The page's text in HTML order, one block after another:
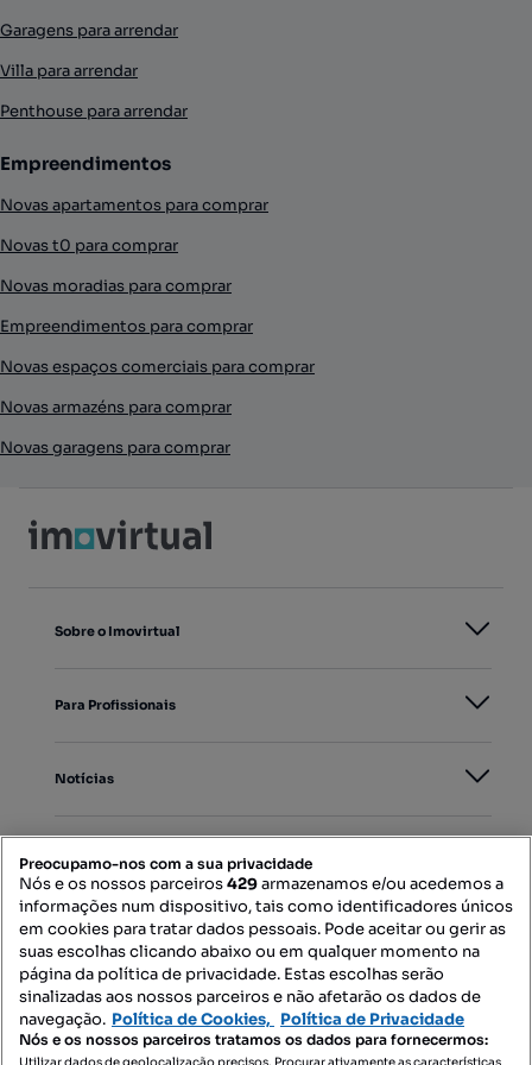
Garagens para arrendar
Villa para arrendar
Penthouse para arrendar
Empreendimentos
Novas apartamentos para comprar
Novas t0 para comprar
Novas moradias para comprar
Empreendimentos para comprar
Novas espaços comerciais para comprar
Novas armazéns para comprar
Novas garagens para comprar
Sobre o Imovirtual
Para Profissionais
Notícias
Mapa do Site
Contacte-nos
Preocupamo-nos com a sua privacidade
Nós e os nossos parceiros429armazenamos e/ou acedemos a
informações num dispositivo, tais como identificadores únicos
em cookies para tratar dados pessoais. Pode aceitar ou gerir as
suas escolhas clicando abaixo ou em qualquer momento na
página da política de privacidade. Estas escolhas serão
sinalizadas aos nossos parceiros e não afetarão os dados de
navegação. Política de Cookies, Política de Privacidade
Nós e os nossos parceiros tratamos os dados para fornecermos: